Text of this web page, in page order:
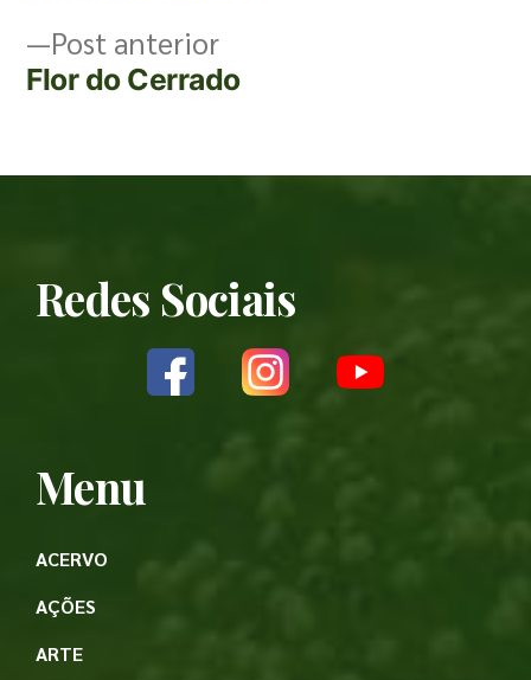
Post anterior
Flor do Cerrado
Redes Sociais
Menu
ACERVO
AÇÕES
ARTE